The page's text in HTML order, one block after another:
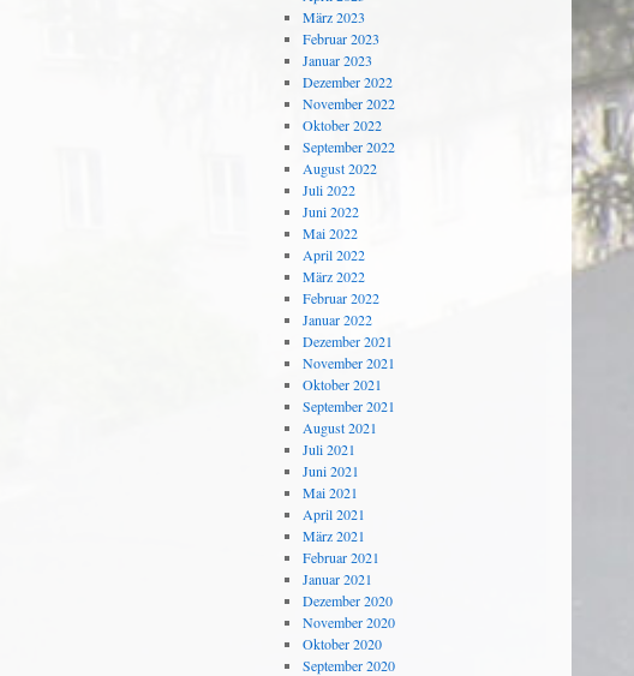
März 2023
Februar 2023
Januar 2023
Dezember 2022
November 2022
Oktober 2022
September 2022
August 2022
Juli 2022
Juni 2022
Mai 2022
April 2022
März 2022
Februar 2022
Januar 2022
Dezember 2021
November 2021
Oktober 2021
September 2021
August 2021
Juli 2021
Juni 2021
Mai 2021
April 2021
März 2021
Februar 2021
Januar 2021
Dezember 2020
November 2020
Oktober 2020
September 2020